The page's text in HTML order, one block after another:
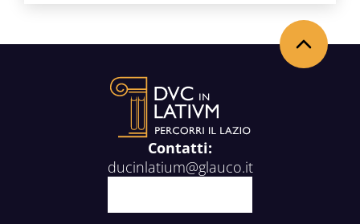
Contatti:
ducinlatium@glauco.it
Torna in alto